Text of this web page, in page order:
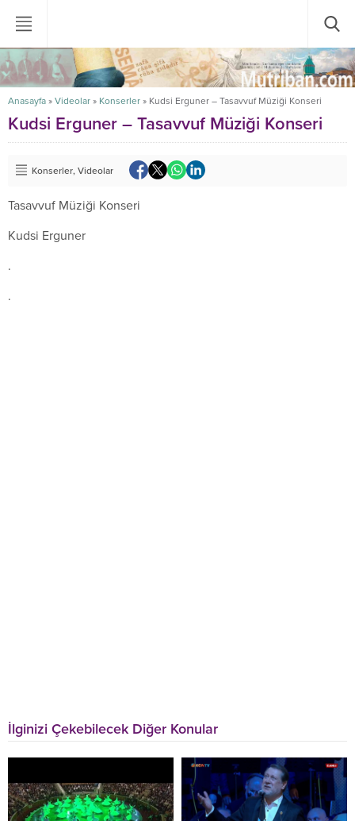
Anasayfa » Videolar » Konserler » Kudsi Erguner – Tasavvuf Müziği Konseri
Kudsi Erguner – Tasavvuf Müziği Konseri
Konserler, Videolar
Tasavvuf Müziği Konseri
Kudsi Erguner
.
.
İlginizi Çekebilecek Diğer Konular